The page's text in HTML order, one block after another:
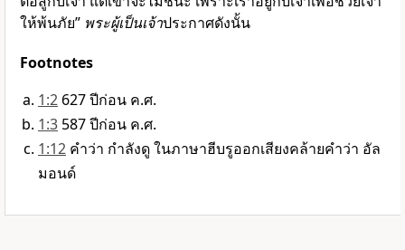
ให้พ้นภัย” พระผู้เป็นเจ้าประกาศดังนั้น
Footnotes
1:2 627 ปีก่อน ค.ศ.
1:3 587 ปีก่อน ค.ศ.
1:12 คำว่า กำลังดู ในภาษาฮีบรูออกเสียงคล้ายคำว่า อัล
มอนด์